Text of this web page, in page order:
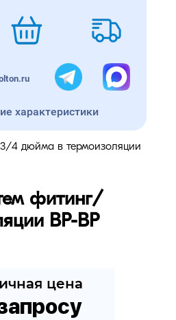
характеристики
4 дюйма в термоизоляции
фитинг/
ВР-ВР
цена